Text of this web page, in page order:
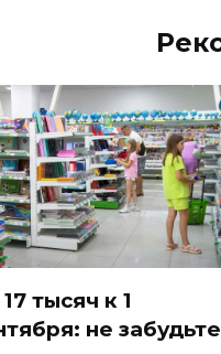
тысяч к 1
не забудьте